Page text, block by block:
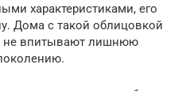
характеристиками, его
Дома с такой облицовкой
не впитывают лишнюю